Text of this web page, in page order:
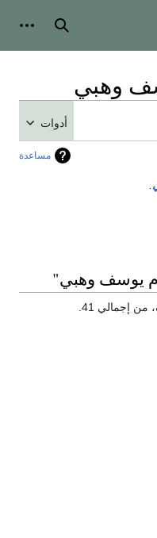
بحث
وهبي
أدوات
مساعدة
يوسف وهبي"